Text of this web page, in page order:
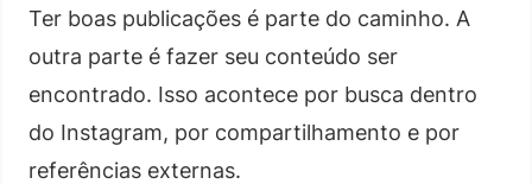
Ter boas publicações é parte do caminho. A
outra parte é fazer seu conteúdo ser
encontrado. Isso acontece por busca dentro
do Instagram, por compartilhamento e por
referências externas.